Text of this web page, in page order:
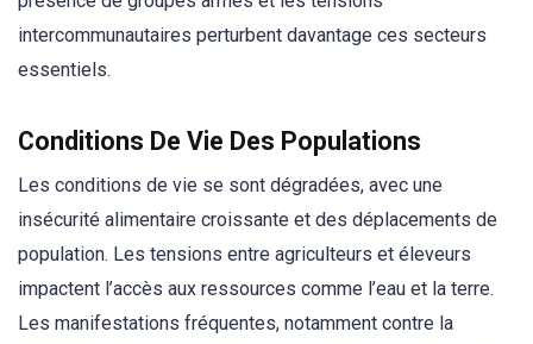
intercommunautaires perturbent davantage ces secteurs
essentiels.
Conditions De Vie Des Populations
Les conditions de vie se sont dégradées, avec une
insécurité alimentaire croissante et des déplacements de
population. Les tensions entre agriculteurs et éleveurs
impactent l’accès aux ressources comme l’eau et la terre.
Les manifestations fréquentes, notamment contre la